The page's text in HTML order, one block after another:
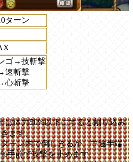
ターン
ゴ→技斬撃
速斬撃
心斬撃
は体力50%以下にすると割り込み
ます。
ーン内で倒しきるか、中途半端
手前で攻撃を止めます。